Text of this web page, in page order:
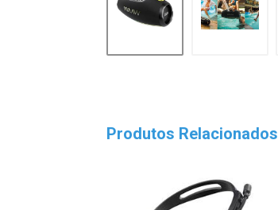
Produtos Relacionados